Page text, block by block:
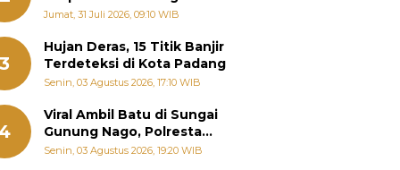
Pemanenan Kayu Ilegal di
Solok
Jumat, 31 Juli 2026, 09:10 WIB
3
Hujan Deras, 15 Titik Banjir
Terdeteksi di Kota Padang
Senin, 03 Agustus 2026, 17:10 WIB
Viral Ambil Batu di Sungai
Gunung Nago, Polresta
Padang Ungkap Fakta
Senin, 03 Agustus 2026, 19:20 WIB